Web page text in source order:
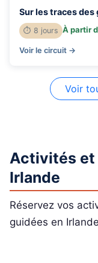
Sur les traces des
⏱ 8 jours À partir
Voir le circuit →
Voir
Activités et
Irlande
Réservez vos
guidées en